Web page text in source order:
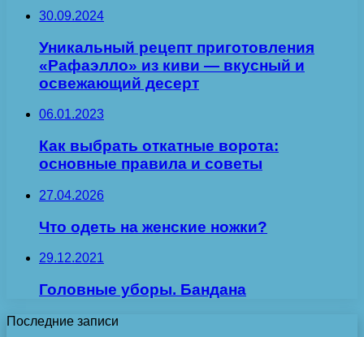
30.09.2024
Уникальный рецепт приготовления
«Рафаэлло» из киви — вкусный и
освежающий десерт
06.01.2023
Как выбрать откатные ворота:
основные правила и советы
27.04.2026
Что одеть на женские ножки?
29.12.2021
Головные уборы. Бандана
Последние записи